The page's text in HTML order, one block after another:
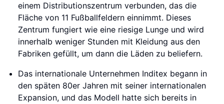
einem Distributionszentrum verbunden, das die
Fläche von 11 Fußballfeldern einnimmt. Dieses
Zentrum fungiert wie eine riesige Lunge und wird
innerhalb weniger Stunden mit Kleidung aus den
Fabriken gefüllt, um dann die Läden zu beliefern.
Das internationale Unternehmen Inditex begann in
den späten 80er Jahren mit seiner internationalen
Expansion, und das Modell hatte sich bereits in